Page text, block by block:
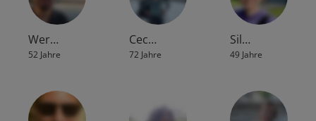
Wer…
52 Jahre
Cec…
72 Jahre
Sil…
49 Jahre